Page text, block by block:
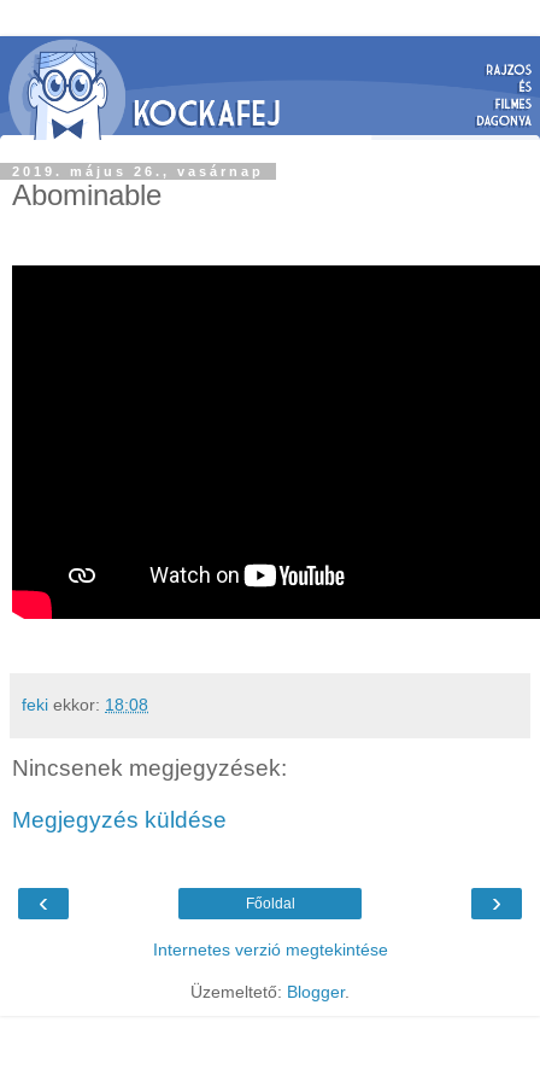
2019. május 26., vasárnap
Abominable
feki ekkor: 18:08
Nincsenek megjegyzések:
Megjegyzés küldése
‹ ›
Főoldal
Internetes verzió megtekintése
Üzemeltető: Blogger.